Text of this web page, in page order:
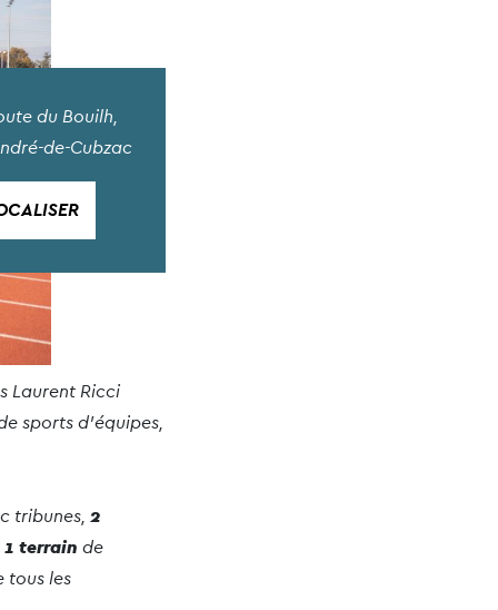
du Bouilh,
de-Cubzac
Laurent Ricci
sports d’équipes,
tribunes, 2
1 terrain de
tous les